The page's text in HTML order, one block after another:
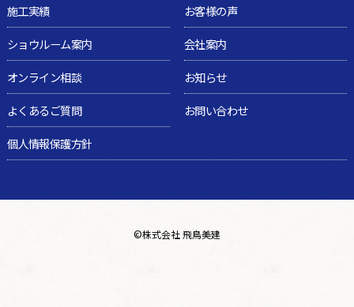
施工実績
お客様の声
ショウルーム案内
会社案内
オンライン相談
お知らせ
よくあるご質問
お問い合わせ
個人情報保護方針
©株式会社 飛鳥美建